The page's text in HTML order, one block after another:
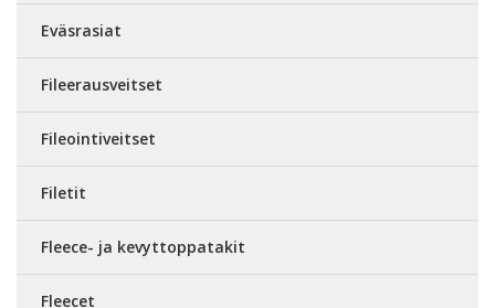
Eväsrasiat
Fileerausveitset
Fileointiveitset
Filetit
Fleece- ja kevyttoppatakit
Fleecet